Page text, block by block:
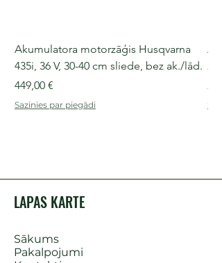
Akumulatora motorzāģis Husqvarna
435i, 36 V, 30-40 cm sliede, bez ak./lād.
Cena
449,00 €
Sazinies par piegādi
LAPAS KARTE
Sākums
Pakalpojumi